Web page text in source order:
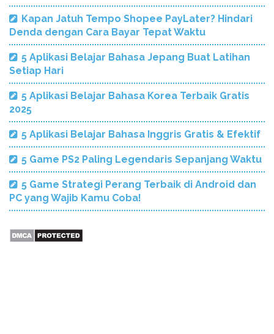
Kapan Jatuh Tempo Shopee PayLater? Hindari
Denda dengan Cara Bayar Tepat Waktu
5 Aplikasi Belajar Bahasa Jepang Buat Latihan
Setiap Hari
5 Aplikasi Belajar Bahasa Korea Terbaik Gratis
2025
5 Aplikasi Belajar Bahasa Inggris Gratis & Efektif
5 Game PS2 Paling Legendaris Sepanjang Waktu
5 Game Strategi Perang Terbaik di Android dan
PC yang Wajib Kamu Coba!